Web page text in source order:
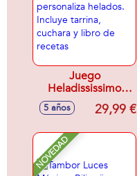
Juego
Heladississimo
personaliza
helados. Incluye
libro de recetas
5 años 29,99 €
NOVEDAD